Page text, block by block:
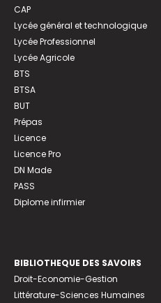
CAP
Lycée général et technologique
Lycée Professionnel
Lycée Agricole
BTS
BTSA
BUT
Prépas
Licence
Licence Pro
DN Made
PASS
Diplome infirmier
BIBLIOTHEQUE DES SAVOIRS
Droit-Economie-Gestion
Littérature-Sciences Humaines